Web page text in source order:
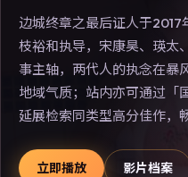
边城终章之最后证人于2017
枝裕和执导，宋康昊、瑛太
事主轴，两代人的执念在暴
地域气质；站内亦可通过「
延展检索同类型高分佳作，
立即播放 影片档案